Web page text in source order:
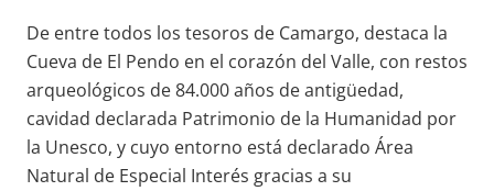
De entre todos los tesoros de Camargo, destaca la
Cueva de El Pendo en el corazón del Valle, con restos
arqueológicos de 84.000 años de antigüedad,
cavidad declarada Patrimonio de la Humanidad por
la Unesco, y cuyo entorno está declarado Área
Natural de Especial Interés gracias a su